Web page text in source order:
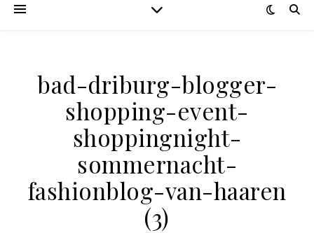
bad-driburg-blogger-
shopping-event-
shoppingnight-
sommernacht-
fashionblog-van-haaren
(3)